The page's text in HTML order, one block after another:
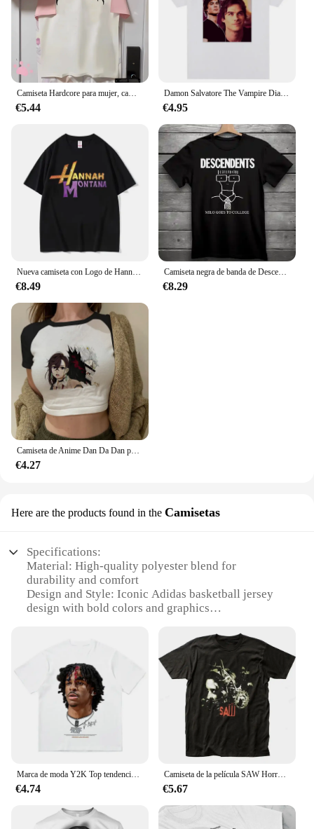
Camiseta Hardcore para mujer, camisetas de mezcla, ropa de calle japonesa, ropa de diseñador
€5.44
Damon Salvatore The Vampire Diaries crónicas Vampiricas camiseta mujer camiseta 90s Cool hombres camiseta ropa de calle Tops femeninos
€4.95
Nueva camiseta con Logo de Hannah Montana para hombre y mujer, pantalón corto informal de verano, camiseta de manga Unisex, camiseta de tendencia estética a la moda, ropa de calle
€8.49
Camiseta negra de banda de Descendents Milo Goes To universitario, Punk Rock, S-3XL
€8.29
Camiseta de Anime Dan Da Dan para mujer, camisetas Vintage lavadas de Dandadán, ropa de calle de Manga Ayase Momo Takakura Ken, camisetas cortas, ropa
€4.27
Here are the products found in the Camisetas
Specifications:
Material: High-quality polyester blend for
durability and comfort
Design and Style: Iconic Adidas basketball jersey
design with bold colors and graphics
looking for performance and style
Performance and Property: Breathable fabric
ensures optimal airflow during intense games
Shape or Size or Weight or Quantity: Available in a
range of sizes to fit all body types
Parts and Accessories: Includes a matching pair of
shorts for a complete basketball uniform
Features:
**Unmatched Performance and Style**
Step onto the court with confidence in the polera
adidas basketball, a jersey that combines
Marca de moda Y2K Top tendencia de verano juvenil American Street Hip-hop camiseta de baloncesto hombres y mujeres toda la marca de moda
€4.74
Camiseta de la película SAW Horror Head Torture, camiseta a la moda para mujer, ropa Retro, Camiseta de cuello redondo, Top Harajuku de terror 70286
€5.67